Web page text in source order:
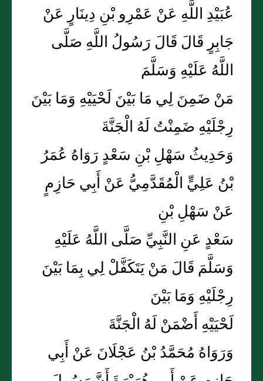
عُبَيْدِ اللَّهِ عَنْ عَمْرِو بْنِ دِينَارٍ عَنْ
جَابِرٍ قَالَ قَالَ رَسُولُ اللَّهِ صَلَّى
اللَّهُ عَلَيْهِ وَسَلَّمَ
مَنْ ضَمِنَ لِي مَا بَيْنَ لَحْيَيْهِ وَمَا بَيْنَ
رِجْلَيْهِ ضَمِنْتُ لَهُ الْجَنَّةَ
وَحَدِيثُ سَهْلِ بْنِ سَعْدٍ رَوَاهُ عُمَرُ
بْنُ عَلِيٍّ الْمُقَدَّمِيُّ عَنْ أَبِي حَازِمٍ
عَنْ سَهْلِ بْنِ
سَعْدٍ عَنِ النَّبِيِّ صَلَّى اللَّهُ عَلَيْهِ
وَسَلَّمَ قَالَ مَنْ يَتَكَفَّلْ لِي بِمَا بَيْنَ
رِجْلَيْهِ وَمَا بَيْنَ
لَحْيَيْهِ أَضْمَنْ لَهُ الْجَنَّةَ
وَرَوَاهُ مُحَمَّدُ بْنُ عَجْلَانَ عَنْ أَبِي